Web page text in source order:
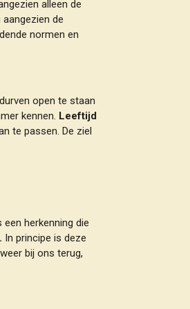
alleen de
de
normen en
open te staan
kennen. Leeftijd
te passen. De ziel
herkenning die
In principe is deze
bij ons terug,